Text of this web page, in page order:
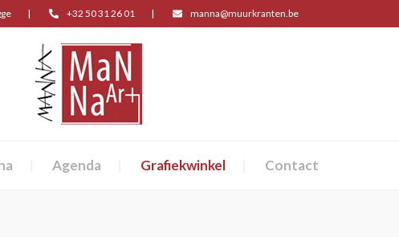
+32 50 31 26 01 manna@muurkranten.be
Agenda Grafiekwinkel Contact